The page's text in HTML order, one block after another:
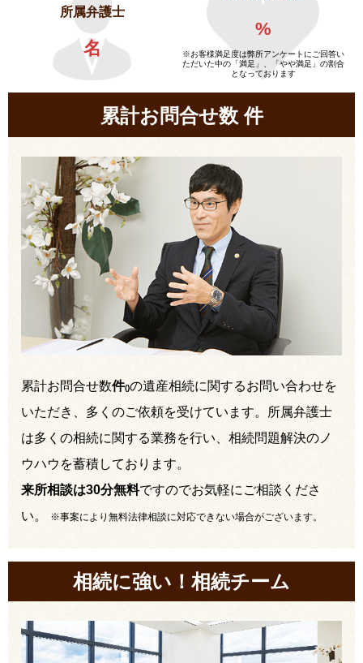
所属弁護士
名
%
※お客様満足度は弊所アンケートにご回答い
ただいた中の「満足」、「やや満足」の割合
となっております
累計お問合せ数件
累計お問合せ数件()の遺産相続に関するお問い合わせを
いただき、多くのご依頼を受けています。所属弁護士
は多くの相続に関する業務を行い、相続問題解決のノ
ウハウを蓄積しております。
来所相談は30分無料ですのでお気軽にご相談くださ
い。
※事案により無料法律相談に対応できない場合がございます。
相続に強い！相続チーム